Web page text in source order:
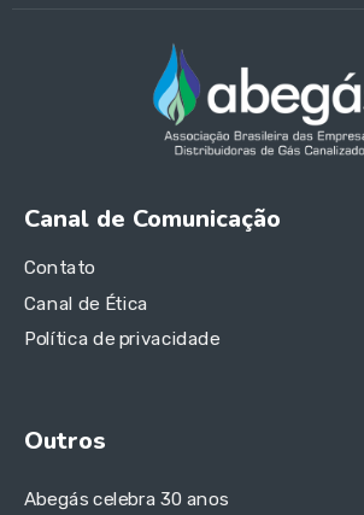
Canal de Comunicação
Contato
Canal de Ética
Política de privacidade
Outros
Abegás celebra 30 anos